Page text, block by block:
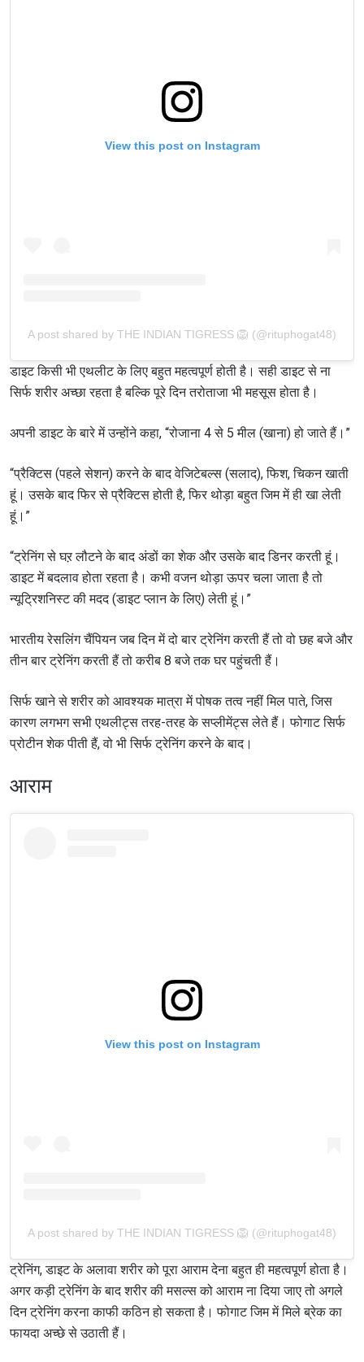
View this post on Instagram
A post shared by THE INDIAN TIGRESS 🦁 (@rituphogat48)
डाइट किसी भी एथलीट के लिए बहुत महत्वपूर्ण होती है। सही डाइट से ना
सिर्फ शरीर अच्छा रहता है बल्कि पूरे दिन तरोताजा भी महसूस होता है।
अपनी डाइट के बारे में उन्होंने कहा, “रोजाना 4 से 5 मील (खाना) हो जाते हैं।”
“प्रैक्टिस (पहले सेशन) करने के बाद वेजिटेबल्स (सलाद), फिश, चिकन खाती
हूं। उसके बाद फिर से प्रैक्टिस होती है, फिर थोड़ा बहुत जिम में ही खा लेती
हूं।”
“ट्रेनिंग से घऱ लौटने के बाद अंडों का शेक और उसके बाद डिनर करती हूं।
डाइट में बदलाव होता रहता है। कभी वजन थोड़ा ऊपर चला जाता है तो
न्यूट्रिशनिस्ट की मदद (डाइट प्लान के लिए) लेती हूं।”
भारतीय रेसलिंग चैंपियन जब दिन में दो बार ट्रेनिंग करती हैं तो वो छह बजे और
तीन बार ट्रेनिंग करती हैं तो करीब 8 बजे तक घर पहुंचती हैं।
सिर्फ खाने से शरीर को आवश्यक मात्रा में पोषक तत्व नहीं मिल पाते, जिस
कारण लगभग सभी एथलीट्स तरह-तरह के सप्लीमेंट्स लेते हैं। फोगाट सिर्फ
प्रोटीन शेक पीती हैं, वो भी सिर्फ ट्रेनिंग करने के बाद।
आराम
View this post on Instagram
A post shared by THE INDIAN TIGRESS 🦁 (@rituphogat48)
ट्रेनिंग, डाइट के अलावा शरीर को पूरा आराम देना बहुत ही महत्वपूर्ण होता है।
अगर कड़ी ट्रेनिंग के बाद शरीर की मसल्स को आराम ना दिया जाए तो अगले
दिन ट्रेनिंग करना काफी कठिन हो सकता है। फोगाट जिम में मिले ब्रेक का
फायदा अच्छे से उठाती हैं।